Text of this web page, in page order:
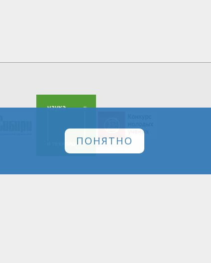
ПОНЯТНО